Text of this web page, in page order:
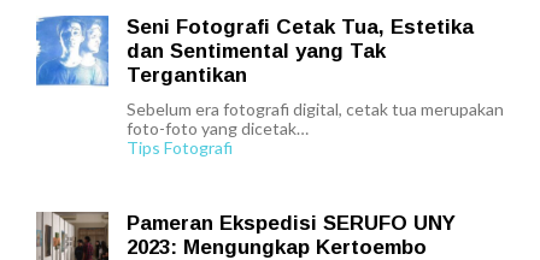
Seni Fotografi Cetak Tua, Estetika
dan Sentimental yang Tak
Tergantikan
Sebelum era fotografi digital, cetak tua merupakan
foto-foto yang dicetak…
Tips Fotografi
Pameran Ekspedisi SERUFO UNY
2023: Mengungkap Kertoembo